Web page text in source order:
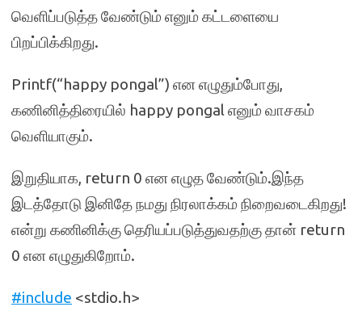
வெளிப்படுத்த வேண்டும் எனும் கட்டளையை
பிறப்பிக்கிறது.
Printf(“happy pongal”) என எழுதும்போது,
கணினித்திரையில் happy pongal எனும் வாசகம்
வெளியாகும்.
இறுதியாக, return 0 என எழுத வேண்டும்.இந்த
இடத்தோடு இனிதே நமது நிரலாக்கம் நிறைவடைகிறது!
என்று கணினிக்கு தெரியப்படுத்துவதற்கு தான் return
0 என எழுதுகிறோம்.
#include <stdio.h>